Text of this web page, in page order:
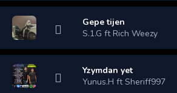
Gepe tijen
S.1.G ft Rich Weezy
Yzymdan yet
Yunus.H ft Sheriff997